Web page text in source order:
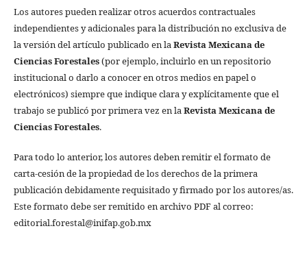
Los autores pueden realizar otros acuerdos contractuales
independientes y adicionales para la distribución no exclusiva de
la versión del artículo publicado en laRevista Mexicana de
Ciencias Forestales(por ejemplo, incluirlo en un repositorio
institucional o darlo a conocer en otros medios en papel o
electrónicos) siempre que indique clara y explícitamente que el
trabajo se publicó por primera vez en laRevista Mexicana de
Ciencias Forestales.
Para todo lo anterior, los autores deben remitir el formato de
carta-cesión de la propiedad de los derechos de la primera
publicación debidamente requisitado y firmado por los autores/as.
Este formato debe ser remitido en archivo PDF al correo:
editorial.forestal@inifap.gob.mx